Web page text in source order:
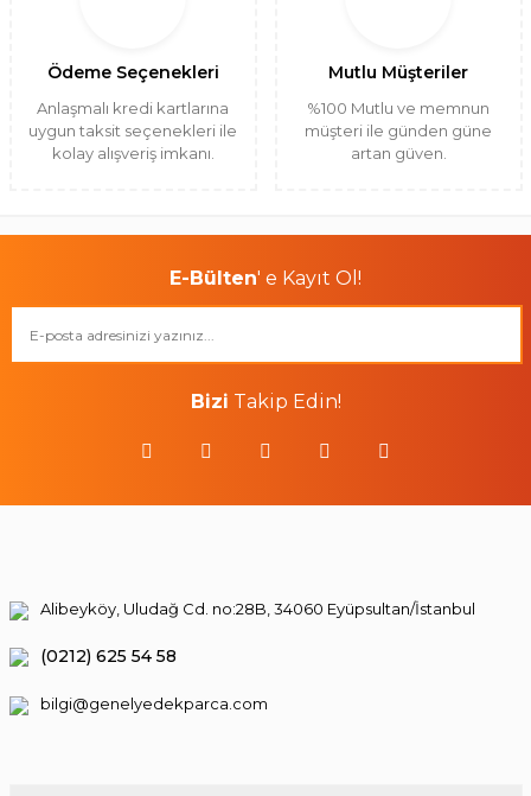
Ödeme Seçenekleri
Anlaşmalı kredi kartlarına
uygun taksit seçenekleri ile
kolay alışveriş imkanı.
Mutlu Müşteriler
%100 Mutlu ve memnun
müşteri ile günden güne
artan güven.
E-Bülten' e Kayıt Ol!
Bizi Takip Edin!
Alibeyköy, Uludağ Cd. no:28B, 34060 Eyüpsultan/İstanbul
(0212) 625 54 58
bilgi@genelyedekparca.com